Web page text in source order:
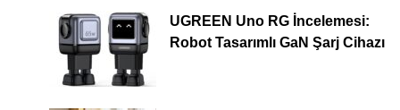
UGREEN Uno RG İncelemesi:
Robot Tasarımlı GaN Şarj Cihazı